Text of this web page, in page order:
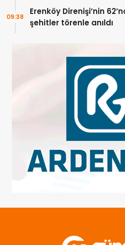
Erenköy Direnişi’nin
şehitler törenle anıldı
09:38